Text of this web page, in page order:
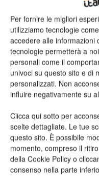
Per fornire le migliori
utilizziamo tecnologie
accedere alle informazioni
tecnologie permetterà a
personali come il
univoci su questo sito e di
personalizzati. Non
influire negativamente su
Clicca qui sotto per
scelte dettagliate. Le tue
questo sito. È possibile
momento, compreso il
della Cookie Policy o
consenso nella parte
riguarda come si
processi.È possibile
sugli stessi standard e
quello che emerge è
qualità standard come
come ci dice Rotolito,
tiratura in offset richiede di
costi di stoccaggio e di
costo di ogni libro, vanno
stampate in digitale.
Differente il caso di